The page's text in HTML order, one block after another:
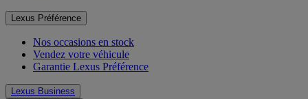
Lexus Préférence
Nos occasions en stock
Vendez votre véhicule
Garantie Lexus Préférence
Lexus Business